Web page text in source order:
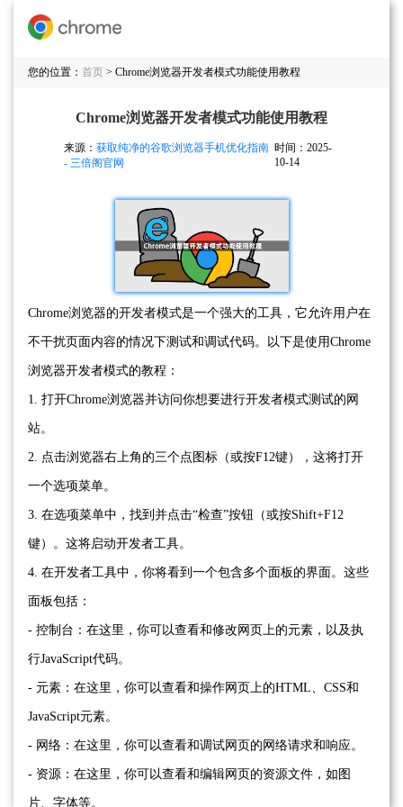
您的位置： 首页 > Chrome浏览器开发者模式功能使用教程
Chrome浏览器开发者模式功能使用教程
来源： 获取纯净的谷歌浏览器手机优化指南
- 三倍阁官网
时间：2025-
10-14
Chrome浏览器的开发者模式是一个强大的工具，它允许用户在
不干扰页面内容的情况下测试和调试代码。以下是使用Chrome
浏览器开发者模式的教程：
1. 打开Chrome浏览器并访问你想要进行开发者模式测试的网
站。
2. 点击浏览器右上角的三个点图标（或按F12键），这将打开
一个选项菜单。
3. 在选项菜单中，找到并点击“检查”按钮（或按Shift+F12
键）。这将启动开发者工具。
4. 在开发者工具中，你将看到一个包含多个面板的界面。这些
面板包括：
- 控制台：在这里，你可以查看和修改网页上的元素，以及执
行JavaScript代码。
- 元素：在这里，你可以查看和操作网页上的HTML、CSS和
JavaScript元素。
- 网络：在这里，你可以查看和调试网页的网络请求和响应。
- 资源：在这里，你可以查看和编辑网页的资源文件，如图
片、字体等。